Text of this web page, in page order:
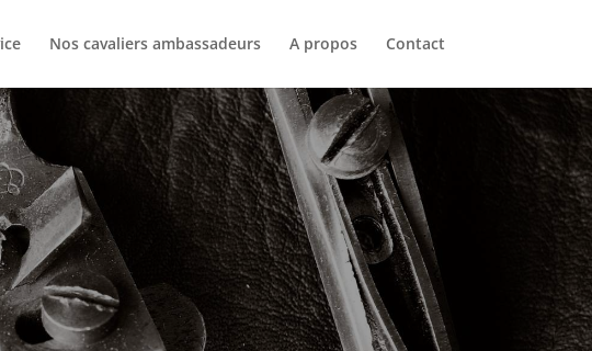
Nos cavaliers ambassadeurs A propos Contact